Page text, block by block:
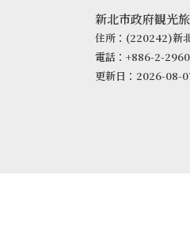
新北市政府観光
住所：(220242)新
電話：+886-2-
更新日：2026-08-